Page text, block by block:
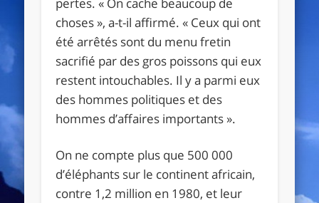
choses », a-t-il affirmé. « Ceux qui ont
été arrêtés sont du menu fretin
sacrifié par des gros poissons qui eux
restent intouchables. Il y a parmi eux
des hommes politiques et des
hommes d’affaires importants ».
On ne compte plus que 500 000
d’éléphants sur le continent africain,
contre 1,2 million en 1980, et leur